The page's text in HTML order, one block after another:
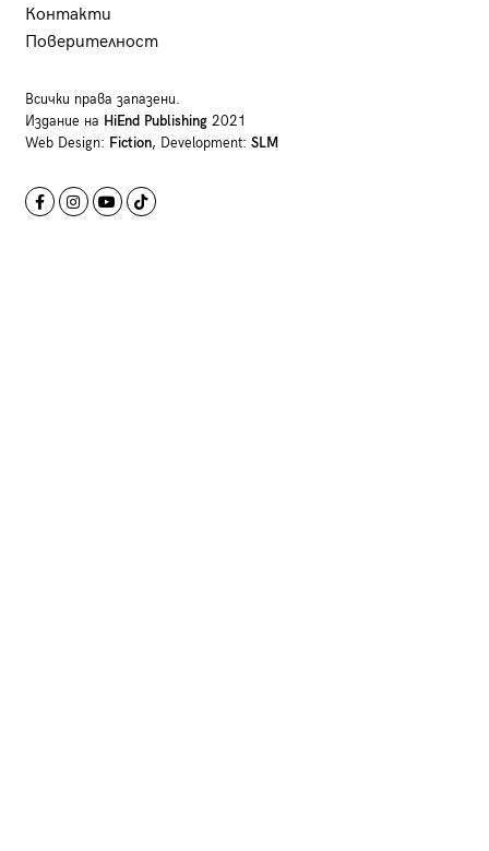
Контакти
Поверителност
Всички права запазени.
Издание на HiEnd Publishing2021
Web Design: Fiction, Development: SLM